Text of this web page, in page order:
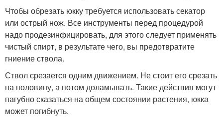
Чтобы обрезать юкку требуется использовать секатор
или острый нож. Все инструменты перед процедурой
надо продезинфицировать, для этого следует применять
чистый спирт, в результате чего, вы предотвратите
гниение ствола.
Ствол срезается одним движением. Не стоит его срезать
на половину, а потом доламывать. Такие действия могут
пагубно сказаться на общем состоянии растения, юкка
может погибнуть.